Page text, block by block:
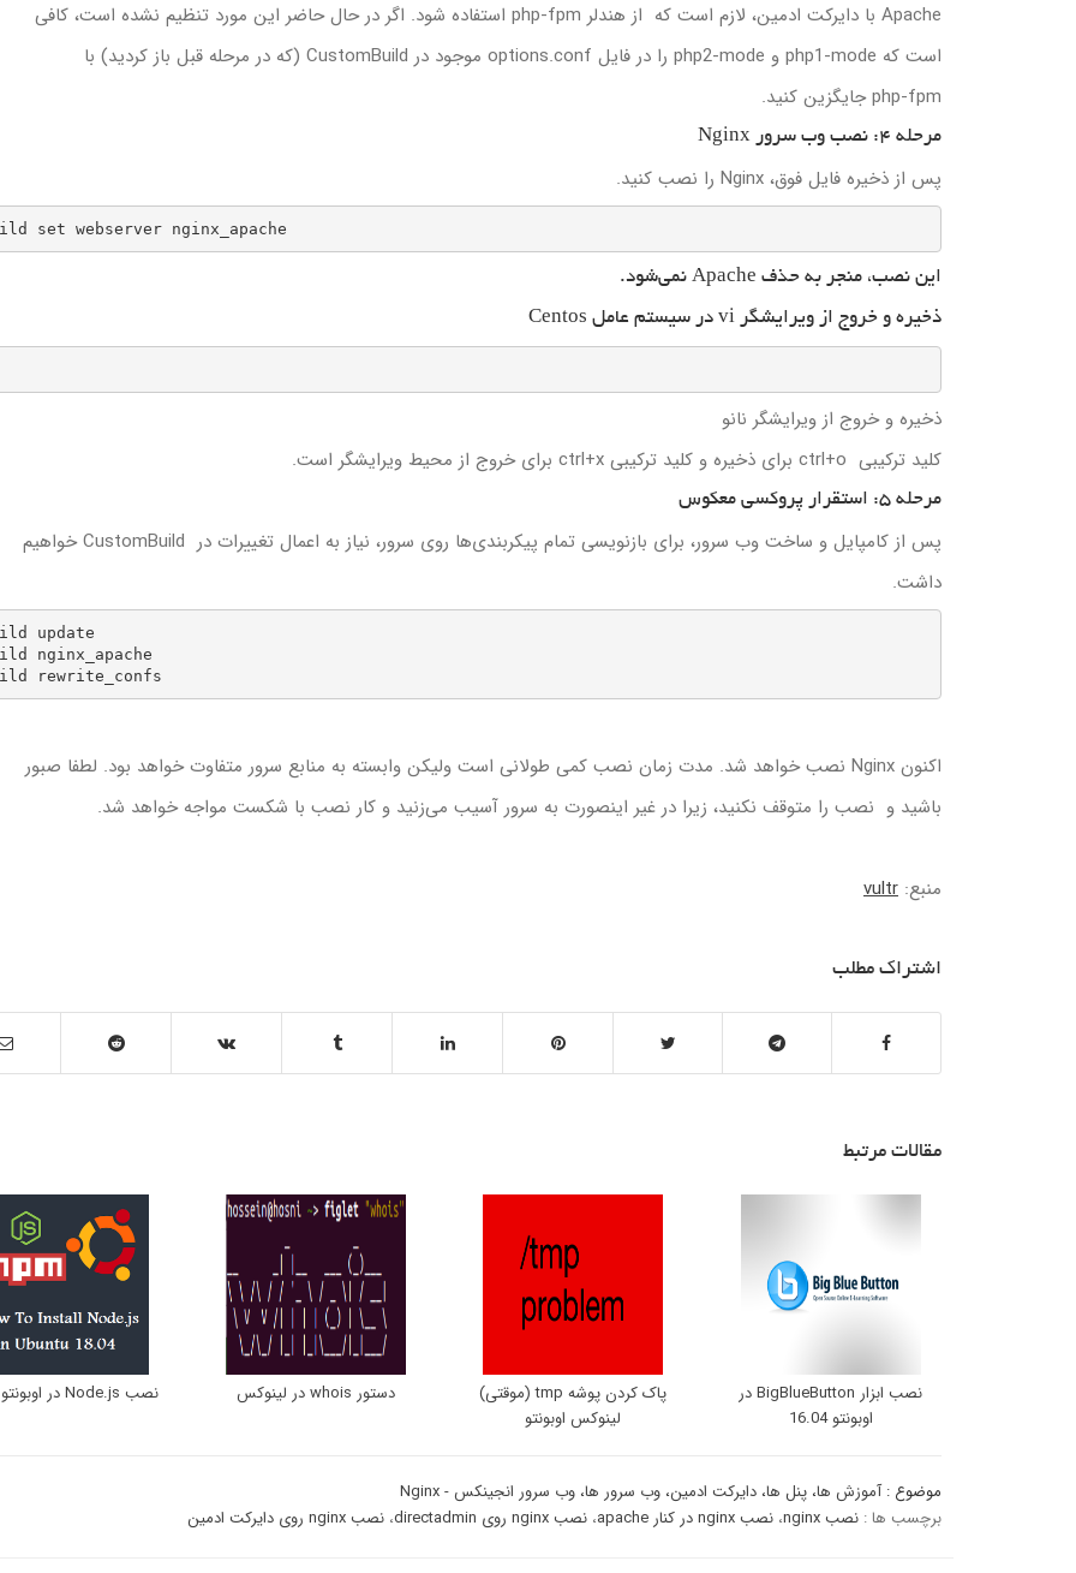
Apache با دایرکت ادمین، لازم است که از هندلر php-fpm استفاده شود. اگر در حال حاضر این مورد تنظیم نشده است، کافی
است که php1-mode و php2-mode را در فایل options.conf موجود در CustomBuild (که در مرحله قبل باز کردید) با
php-fpm جایگزین کنید.
مرحله 4: نصب وب سرور Nginx
پس از ذخیره فایل فوق، Nginx را نصب کنید.
set webserver nginx_apache
این نصب، منجر به حذف Apache نمی‌شود.
ذخیره و خروج از ویرایشگر vi در سیستم عامل Centos
ذخیره و خروج از ویرایشگر نانو
کلید ترکیبی ctrl+o برای ذخیره و کلید ترکیبی ctrl+x برای خروج از محیط ویرایشگر است.
مرحله 5: استقرار پروکسی معکوس
پس از کامپایل و ساخت وب سرور، برای بازنویسی تمام پیکربندی‌ها روی سرور، نیاز به اعمال تغییرات در CustomBuild خواهیم
داشت.
update
nginx_apache
rewrite_confs
اکنون Nginx نصب خواهد شد. مدت زمان نصب کمی طولانی است ولیکن وابسته به منابع سرور متفاوت خواهد بود. لطفا صبور
باشید و نصب را متوقف نکنید، زیرا در غیر اینصورت به سرور آسیب می‌زنید و کار نصب با شکست مواجه خواهد شد.
منبع: vultr
اشتراک مطلب
مقالات مرتبط
نصب ابزار BigBlueButton در
اوبونتو 16.04
پاک کردن پوشه tmp (موقتی)
لینوکس اوبونتو
دستور whois در لینوکس نصب Node.js در اوبونتو 18.04
موضوع :آموزش ها، پنل ها، دایرکت ادمین، وب سرور ها، وب سرور انجینکس - Nginx
برچسب ها : نصب nginx ، نصب nginx در کنار apache ، نصب nginx روی directadmin ، نصب nginx روی دایرکت ادمین